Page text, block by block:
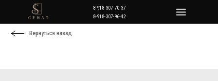
8-918-307-96-42
8-918-307-70-37
Вернуться назад